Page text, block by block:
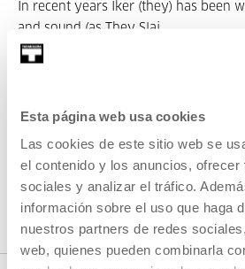
Esta página web usa cookies
Las cookies de este sitio web se
el contenido y los anuncios, ofrecer
sociales y analizar el tráfico.
información sobre el uso que haga
nuestros partners de redes
web, quienes pueden combinarla
In recent years Iker (they) has been
and sound (as They Slai...
MORE INFORMATION
Laura Ibáñez López
Interested in drawing and painting
she studied Fine Arts in Bilbao. A
MORE INFORMATION